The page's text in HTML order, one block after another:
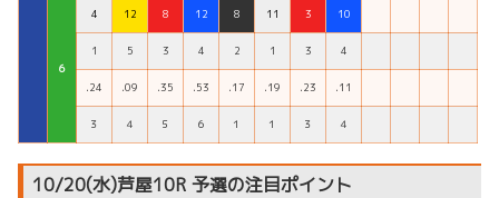
６
4 12 8 12 8 11 3 10
1 5 3 4 2 1 3 4
.24 .09 .35 .53 .17 .19 .23 .11
３ ４ ５ ６ １ １ ３ ４
10/20(水)芦屋10R 予選の注目ポイント